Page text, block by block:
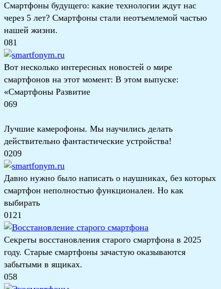
Смартфоны будущего: какие технологии ждут нас
через 5 лет? Смартфоны стали неотъемлемой частью
нашей жизни.
081
Вот несколько интересных новостей о мире
смартфонов на этот момент: В этом выпуске:
«Смартфоны Развитие
069
Лучшие камерофоны. Мы научились делать
действительно фантастические устройства!
0209
Давно нужно было написать о наушниках, без которых
смартфон неполностью функционален. Но как
выбирать
0121
Секреты восстановления старого смартфона в 2025
году. Старые смартфоны зачастую оказываются
забытыми в ящиках.
058